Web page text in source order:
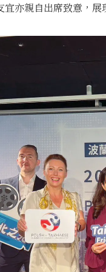
亦親自出席致意，